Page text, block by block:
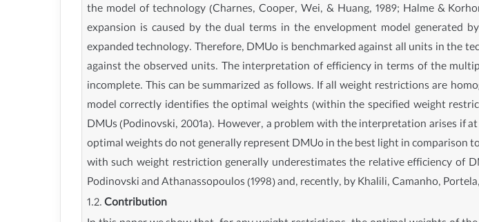
the model of technology (Charnes, Cooper, Wei, & Huang, 1989; Halme &
expansion is caused by the dual terms in the envelopment model
expanded technology. Therefore, DMUo is benchmarked against all units in the
against the observed units. The interpretation of efficiency in terms of the
incomplete. This can be summarized as follows. If all weight restrictions are
model correctly identifies the optimal weights (within the specified weight
DMUs (Podinovski, 2001a). However, a problem with the interpretation arises if
optimal weights do not generally represent DMUo in the best light in
with such weight restriction generally underestimates the relative efficiency of
Podinovski and Athanassopoulos (1998) and, recently, by Khalili, Camanho,
1.2.Contribution